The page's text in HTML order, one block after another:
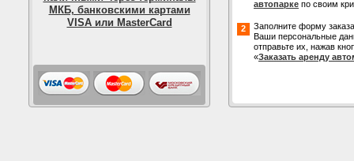
МКБ, банковскими картами
VISA или MasterCard
автопарке по своим
2
Заполните форму
Ваши персональные
отправьте их, нажав
«Заказать аренду